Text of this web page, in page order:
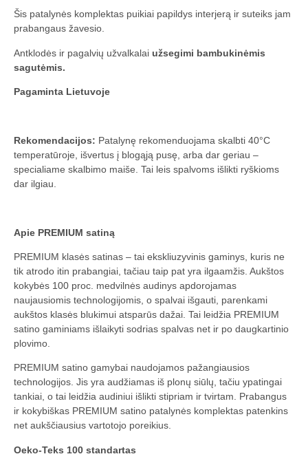
Šis patalynės komplektas puikiai papildys interjerą ir suteiks jam
prabangaus žavesio.
Antklodės ir pagalvių užvalkalai užsegimi bambukinėmis
sagutėmis.
Pagaminta Lietuvoje
Rekomendacijos: Patalynę rekomenduojama skalbti 40°C
temperatūroje, išvertus į blogąją pusę, arba dar geriau –
specialiame skalbimo maiše. Tai leis spalvoms išlikti ryškioms
dar ilgiau.
Apie PREMIUM satiną
PREMIUM klasės satinas – tai ekskliuzyvinis gaminys, kuris ne
tik atrodo itin prabangiai, tačiau taip pat yra ilgaamžis. Aukštos
kokybės 100 proc. medvilnės audinys apdorojamas
naujausiomis technologijomis, o spalvai išgauti, parenkami
aukštos klasės blukimui atsparūs dažai. Tai leidžia PREMIUM
satino gaminiams išlaikyti sodrias spalvas net ir po daugkartinio
plovimo.
PREMIUM satino gamybai naudojamos pažangiausios
technologijos. Jis yra audžiamas iš plonų siūlų, tačiu ypatingai
tankiai, o tai leidžia audiniui išlikti stipriam ir tvirtam. Prabangus
ir kokybiškas PREMIUM satino patalynės komplektas patenkins
net aukščiausius vartotojo poreikius.
Oeko-Teks 100 standartas